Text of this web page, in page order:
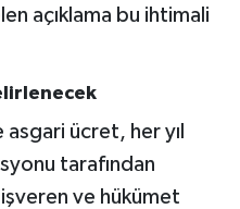
açıklama bu ihtimali
ücret, her yıl
tarafından
ve hükümet